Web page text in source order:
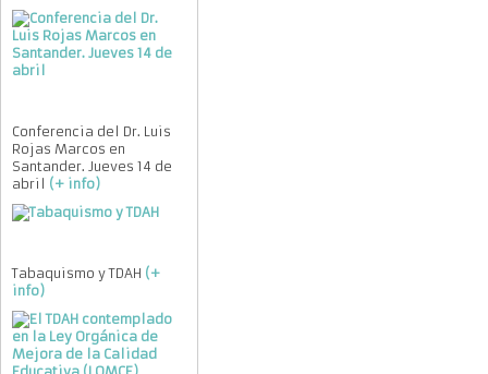
Conferencia del Dr. Luis
Rojas Marcos en
Santander. Jueves 14 de
abril (+ info)
Tabaquismo y TDAH (+
info)